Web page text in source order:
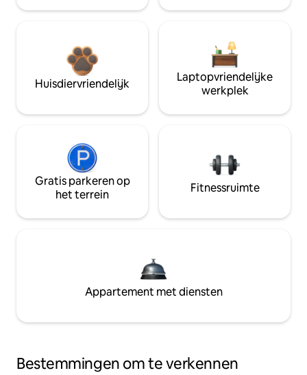
Huisdiervriendelijk
Laptopvriendelijke
werkplek
Gratis parkeren op
het terrein
Fitnessruimte
Appartement met diensten
Bestemmingen om te verkennen